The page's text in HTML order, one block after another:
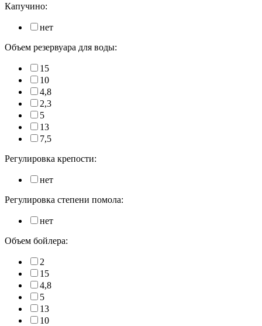
Капучино:
нет
Объем резервуара для воды:
15
10
4,8
2,3
5
13
7,5
Регулировка крепости:
нет
Регулировка степени помола:
нет
Объем бойлера:
2
15
4,8
5
13
10